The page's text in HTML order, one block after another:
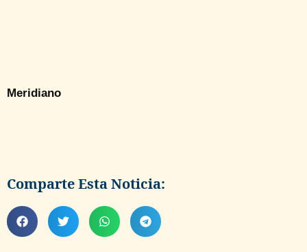
Meridiano
Comparte Esta Noticia: